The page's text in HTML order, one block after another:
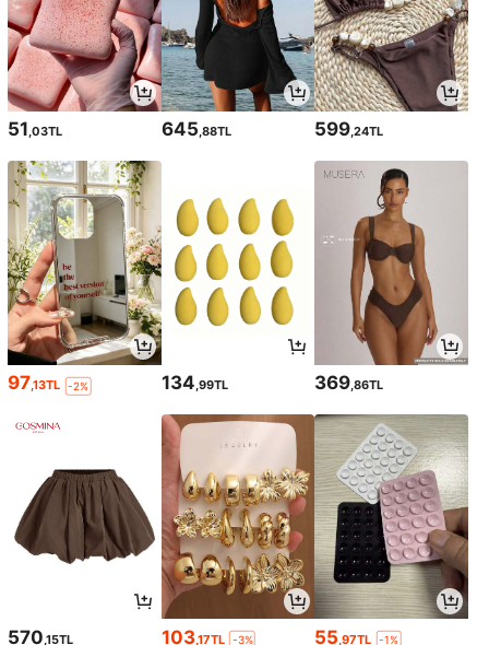
51,03TL 645,88TL 599,24TL
97,13TL -2% 134,99TL 369,86TL
570 ,15TL 103,17TL -3% 55 ,97TL -1%